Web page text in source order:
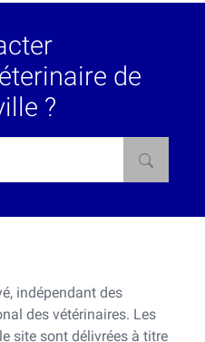
de
?
indépendant des
des vétérinaires. Les
site sont délivrées à titre